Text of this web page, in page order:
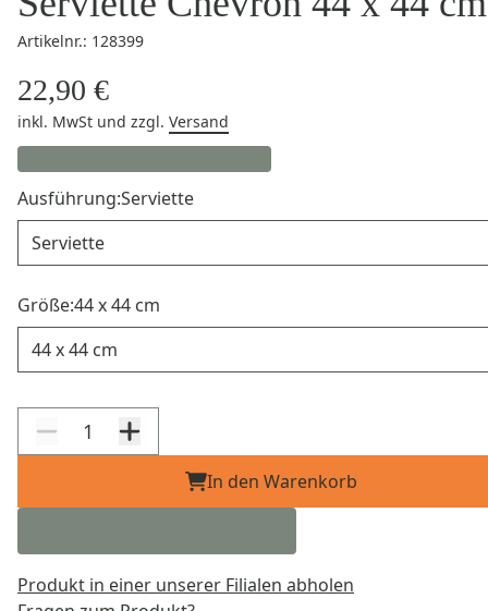
Artikelnr.: 128399
22,90 €
inkl. MwSt und zzgl. Versand
Ausführung:Serviette
Größe:44 x 44 cm
In den Warenkorb
Produkt in einer unserer Filialen abholen